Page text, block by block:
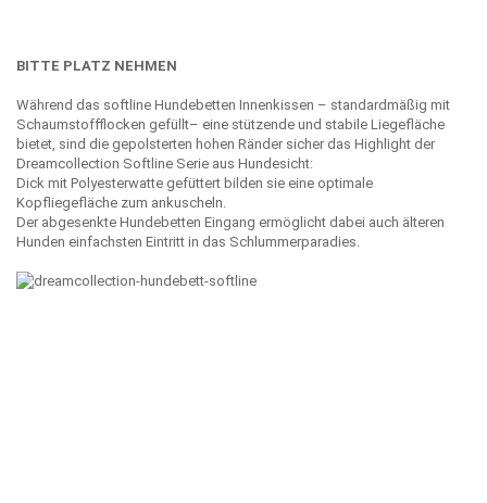
BITTE PLATZ NEHMEN
Während das softline Hundebetten Innenkissen – standardmäßig mit
Schaumstoffflocken gefüllt– eine stützende und stabile Liegefläche
bietet, sind die gepolsterten hohen Ränder sicher das Highlight der
Dreamcollection Softline Serie aus Hundesicht:
Dick mit Polyesterwatte gefüttert bilden sie eine optimale
Kopfliegefläche zum ankuscheln.
Der abgesenkte Hundebetten Eingang ermöglicht dabei auch älteren
Hunden einfachsten Eintritt in das Schlummerparadies.